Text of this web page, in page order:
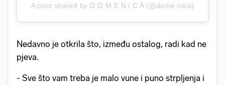
A post shared by D O M E N I C A (@dome.nica)
Nedavno je otkrila što, između ostalog, radi kad ne
pjeva.
- Sve što vam treba je malo vune i puno strpljenja i